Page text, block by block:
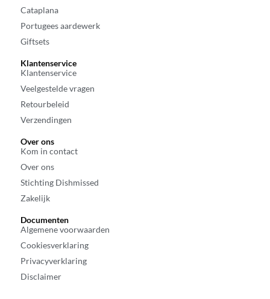
Cataplana
Portugees aardewerk
Giftsets
Klantenservice
Klantenservice
Veelgestelde vragen
Retourbeleid
Verzendingen
Over ons
Kom in contact
Over ons
Stichting Dishmissed
Zakelijk
Documenten
Algemene voorwaarden
Cookiesverklaring
Privacyverklaring
Disclaimer